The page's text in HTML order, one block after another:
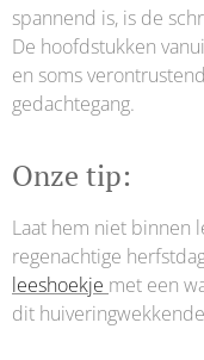
spannend is, is de
De hoofdstukken
en soms
gedachtegang.
Onze tip:
Laat hem niet binnen
regenachtige
leeshoekje met een
dit